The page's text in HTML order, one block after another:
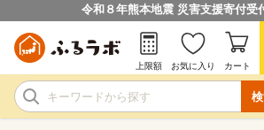
令和８年熊本地震 災害支援寄付受
上限額 お気に入り カート